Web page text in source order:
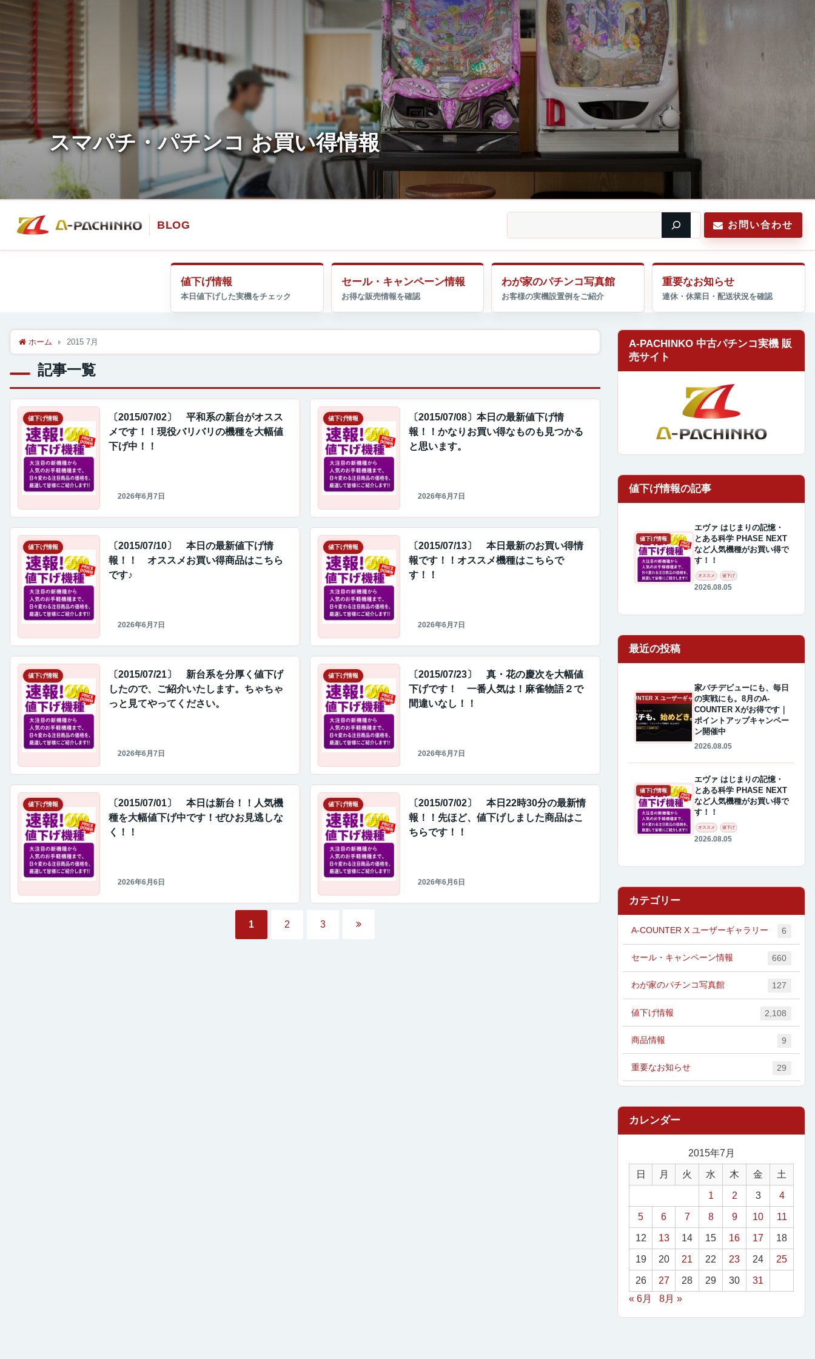
お問い合わせ
値下げ情報 セール・キャンペーン情報 わが家のパチンコ写真館 重要なお知らせ
ホーム 2015 7月
記事一覧
値下げ情報
〔2015/07/02〕 平和系の新台がオスス
メです！！現役バリバリの機種を大幅値
下げ中！！
2026年6月7日
値下げ情報
〔2015/07/08〕本日の最新値下げ情
報！！かなりお買い得なものも見つかる
と思います。
2026年6月7日
値下げ情報
〔2015/07/10〕 本日の最新値下げ情
報！！ オススメお買い得商品はこちら
です♪
2026年6月7日
値下げ情報
〔2015/07/13〕 本日最新のお買い得情
報です！！オススメ機種はこちらで
す！！
2026年6月7日
値下げ情報
〔2015/07/21〕 新台系を分厚く値下げ
したので、ご紹介いたします。ちゃちゃ
っと見てやってください。
2026年6月7日
値下げ情報
〔2015/07/23〕 真・花の慶次を大幅値
下げです！ 一番人気は！麻雀物語２で
間違いなし！！
2026年6月7日
値下げ情報
〔2015/07/01〕 本日は新台！！人気機
種を大幅値下げ中です！ぜひお見逃しな
く！！
2026年6月6日
値下げ情報
〔2015/07/02〕 本日22時30分の最新情
報！！先ほど、値下げしました商品はこ
ちらです！！
2026年6月6日
1 2 3
A-PACHINKO 中古パチンコ実機 販
売サイト
値下げ情報
エヴァ はじまりの記憶・
とある科学 PHASE NEXT
など人気機種がお買い得で
す！！
オススメ 値下げ
2026.08.05
最近の投稿
A-COUNTER X ユーザーギャラリー
家パチデビューにも、毎日
の実戦にも。8月のA-
COUNTER Xがお得です｜
ポイントアップキャンペー
ン開催中
2026.08.05
値下げ情報
エヴァ はじまりの記憶・
とある科学 PHASE NEXT
など人気機種がお買い得で
す！！
オススメ 値下げ
2026.08.05
カテゴリー
A-COUNTER X ユーザーギャラリー 6
セール・キャンペーン情報 660
わが家のパチンコ写真館 127
値下げ情報 2,108
商品情報 9
重要なお知らせ 29
2015年7月
日 月 火 水 木 金 土
1 2 3 4
5 6 7 8 9 10 11
12 13 14 15 16 17 18
19 20 21 22 23 24 25
26 27 28 29 30
31
« 6月
8月 »